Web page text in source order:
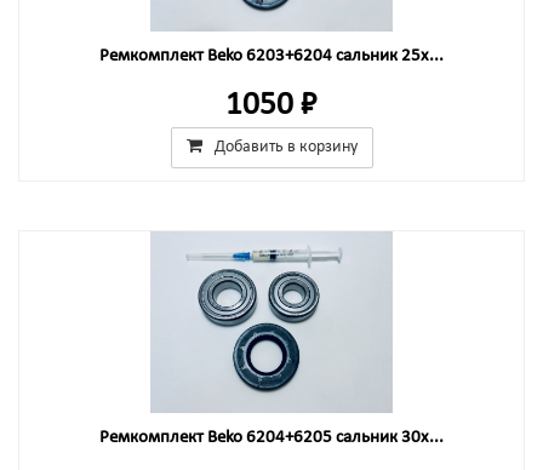
Ремкомплект Beko 6203+6204 сальник 25x...
1050 ₽
Добавить в корзину
Ремкомплект Beko 6204+6205 сальник 30x...